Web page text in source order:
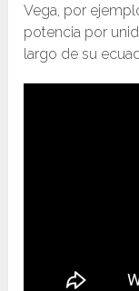
Vega, por
potencia por
largo de su